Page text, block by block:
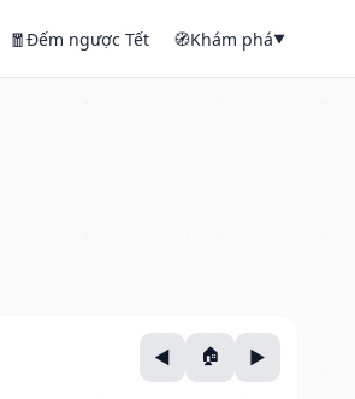
🧧Đếm ngược Tết 🧭Khám phá▼